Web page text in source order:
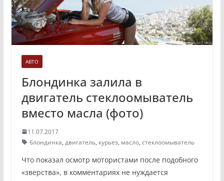
АВТО
Блондинка залила в
двигатель стеклоомыватель
вместо масла (фото)
11.07.2017
блондинка, двигатель, курьез, масло, стеклоомыватель
Что показал осмотр мотористами после подобного
«зверства», в комментариях не нуждается